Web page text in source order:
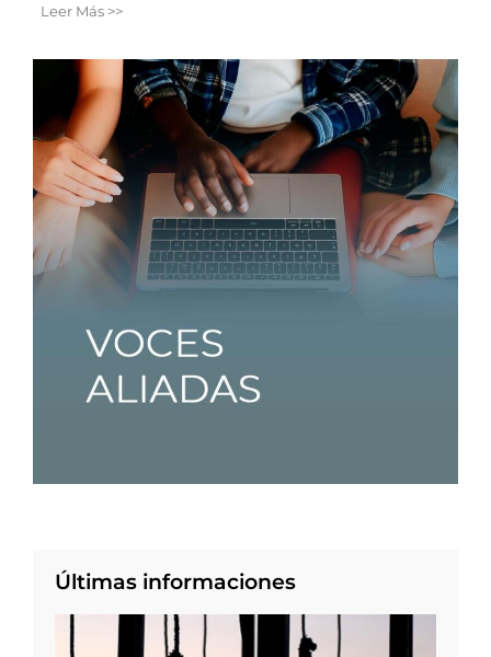
Leer Más >>
Últimas informaciones